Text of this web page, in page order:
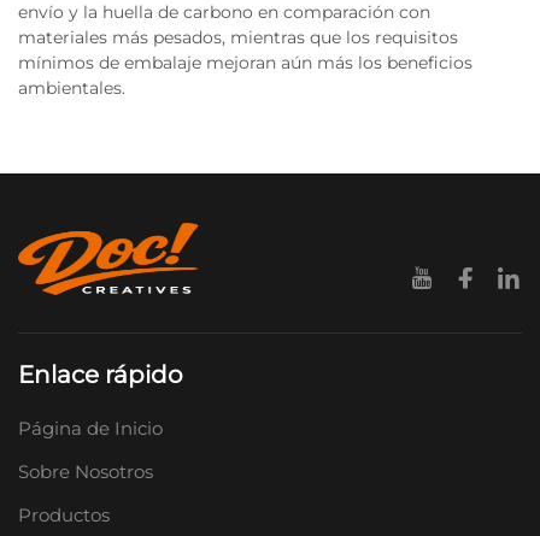
envío y la huella de carbono en comparación con
materiales más pesados, mientras que los requisitos
mínimos de embalaje mejoran aún más los beneficios
ambientales.
Enlace rápido
Página de Inicio
Sobre Nosotros
Productos